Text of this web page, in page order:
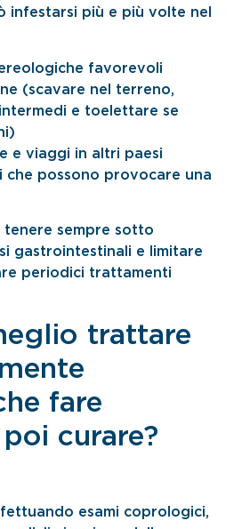
infestarsi più e più volte nel
favorevoli
(scavare nel terreno,
e toelettare se
e viaggi in altri paesi
possono provocare una
tenere sempre sotto
gastrointestinali e limitare
periodici trattamenti
trattare
fare
curare?
esami coprologici,